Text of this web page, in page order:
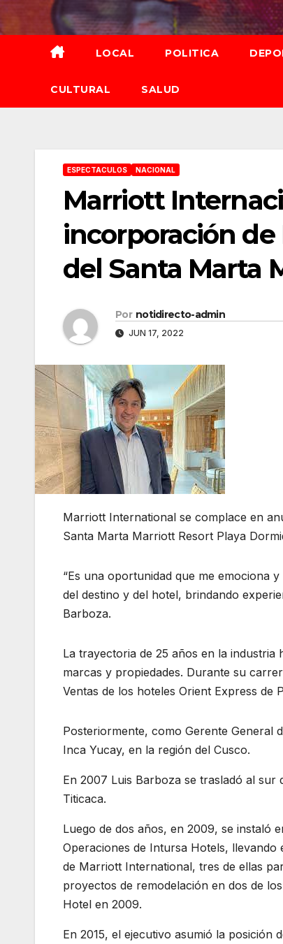
al
contenido
LOCAL POLITICA
CULTURAL SALUD
ESPECTACULOS NACIONAL
Marriott
incorporación de
del Santa Marta
Por notidirecto-admin
JUN 17, 2022
Marriott International se complace en
Santa Marta Marriott Resort Playa
“Es una oportunidad que me emociona
del destino y del hotel, brindando
Barboza.
La trayectoria de 25 años en la industria
marcas y propiedades. Durante su
Ventas de los hoteles Orient Express de
Posteriormente, como Gerente General
Inca Yucay, en la región del Cusco.
En 2007 Luis Barboza se trasladó al
Titicaca.
Luego de dos años, en 2009, se instaló
Operaciones de Intursa Hotels,
de Marriott International, tres de ellas
proyectos de remodelación en dos de
Hotel en 2009.
En 2015, el ejecutivo asumió la posición